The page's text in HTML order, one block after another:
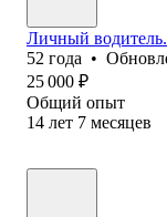
Личный
52 года •
25 000 ₽
Общий опыт
14 лет 7 месяцев